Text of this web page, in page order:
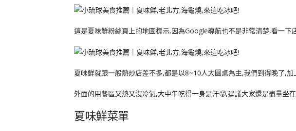
這是夏味鮮粉絲頁上的地圖標示,因為Google導航也不是非常清楚,看一下
夏味鮮就跟一般熱炒店差不多,都是以8~10人大圓桌為主,我們到得晚了,
外面的用餐區又熱又沒冷氣,大中午吃得一身是汗🥵,建議大家還是盡量坐
夏味鮮菜單